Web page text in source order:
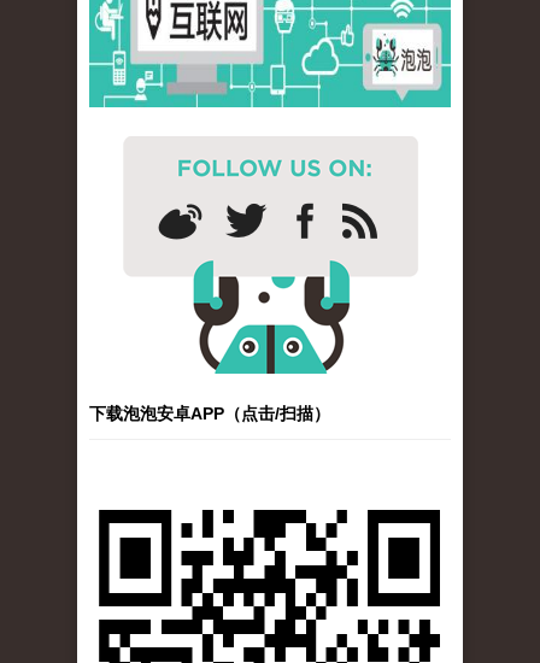
下载泡泡安卓APP（点击/扫描）